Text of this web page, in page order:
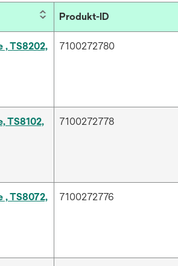
Produkt-ID
TS8202,
7100272780
TS8102,
7100272778
TS8072,
7100272776